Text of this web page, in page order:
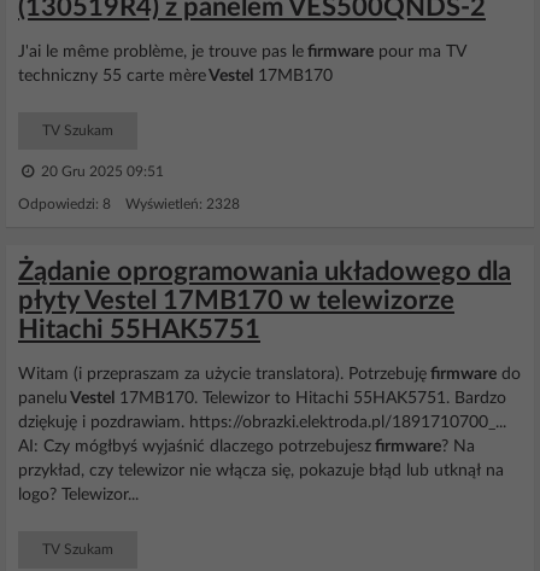
(130519R4) z panelem VES500QNDS-2
J'ai le même problème, je trouve pas le firmware pour ma TV
techniczny 55 carte mèreVestel 17MB170
TV Szukam
20 Gru 2025 09:51
Odpowiedzi: 8 Wyświetleń: 2328
Żądanie oprogramowania układowego dla
płyty Vestel 17MB170 w telewizorze
Hitachi 55HAK5751
Witam (i przepraszam za użycie translatora). Potrzebuję firmware do
panelu Vestel 17MB170. Telewizor to Hitachi 55HAK5751. Bardzo
dziękuję i pozdrawiam. https://obrazki.elektroda.pl/1891710700_...
AI: Czy mógłbyś wyjaśnić dlaczego potrzebujesz firmware? Na
przykład, czy telewizor nie włącza się, pokazuje błąd lub utknął na
logo? Telewizor...
TV Szukam